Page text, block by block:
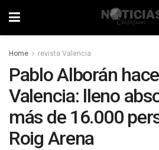
Home revista Valencia
Pablo Alborán
Valencia: lleno
más de 16.000
Roig Arena